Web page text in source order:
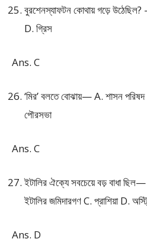
বুরশেনস্যাফটন কোথায় গড়ে উঠেছিল?
D. গ্রিস
Ans. C
‘মির’ বলতে বোঝায়— A. শাসন
পৌরসভা
Ans. C
ইটালির ঐক্যে সবচেয়ে বড় বাধা
ইটালির জমিদারগণ C. প্রাশিয়া D.
Ans. D